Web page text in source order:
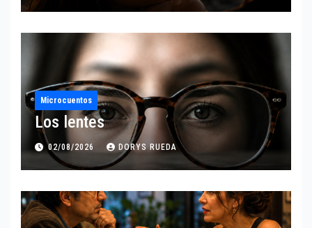
Microcuentos
Los lentes
02/08/2026 DORYS RUEDA